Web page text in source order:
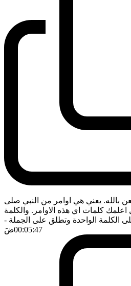
بالله. يعني هي اوامر من النبي صلى
اعلمك كلمات اي هذه الاوامر. والكلمة
الكلمة الواحدة وتطلق على الجملة -
00:05:47ضَ